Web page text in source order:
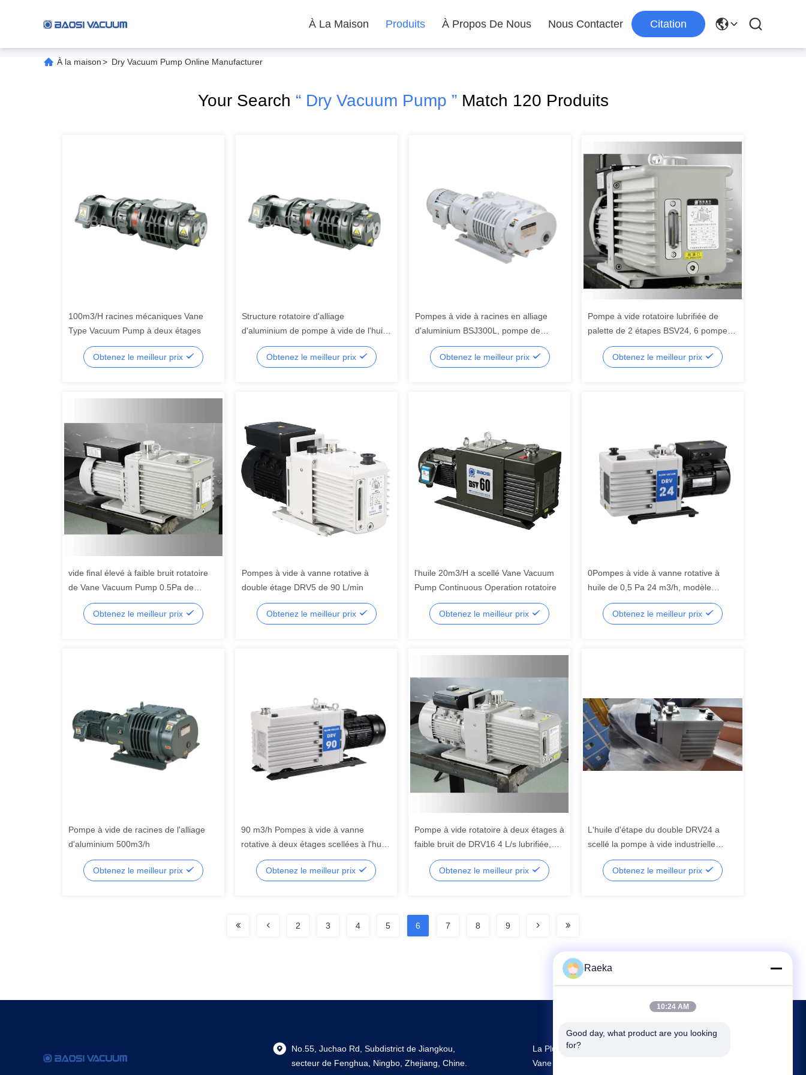
À La Maison Produits À Propos De Nous Nous Contacter Citation
À la maison> Dry Vacuum Pump Online Manufacturer
Your Search “ Dry Vacuum Pump ”Match 120 Produits
100m3/H racines mécaniques Vane
Type Vacuum Pump à deux étages
Obtenez le meilleur prix
Structure rotatoire d'alliage
d'aluminium de pompe à vide de l'huile
160CFM
Obtenez le meilleur prix
Pompes à vide à racines en alliage
d'aluminium BSJ300L, pompe de
renforcement 1000m3/h 3.7kW
Obtenez le meilleur prix
Pompe à vide rotatoire lubrifiée de
palette de 2 étapes BSV24, 6 pompes
à vide industrielles de L/s
Obtenez le meilleur prix
vide final élevé à faible bruit rotatoire
de Vane Vacuum Pump 0.5Pa de
dimension compacte du ³ /h de 20m
Obtenez le meilleur prix
Pompes à vide à vanne rotative à
double étage DRV5 de 90 L/min
Obtenez le meilleur prix
l'huile 20m3/H a scellé Vane Vacuum
Pump Continuous Operation rotatoire
Obtenez le meilleur prix
0Pompes à vide à vanne rotative à
huile de 0,5 Pa 24 m3/h, modèle
DRV24
Obtenez le meilleur prix
Pompe à vide de racines de l'alliage
d'aluminium 500m3/h
Obtenez le meilleur prix
90 m3/h Pompes à vide à vanne
rotative à deux étages scellées à l'huile
DRV90 RAL 7047
Obtenez le meilleur prix
Pompe à vide rotatoire à deux étages à
faible bruit de DRV16 4 L/s lubrifiée,
pompe à vide, pompe à vide rotatoire
de palette d'huile
Obtenez le meilleur prix
L'huile d'étape du double DRV24 a
scellé la pompe à vide industrielle
rotative de la pompe 6 L/s
Obtenez le meilleur prix
2 3 4 5 6 7 8 9
No.55, Juchao Rd, Subdistrict de Jiangkou,
secteur de Fenghua, Ningbo, Zhejiang, Chine.
La Plus Grande R & D Et La Production Rotary
Vane Vacuum Pump Fournisseur En Chine
Raeka
10:24 AM
Good day, what product are you looking
for?